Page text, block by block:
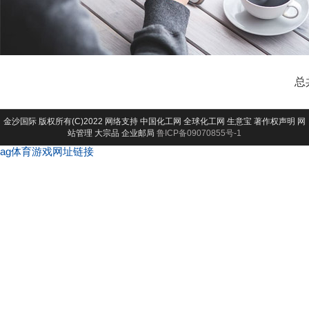
总
金沙国际 版权所有(C)2022 网络支持 中国化工网 全球化工网 生意宝 著作权声明 网
站管理 大宗品 企业邮局 鲁ICP备09070855号-1
ag体育游戏网址链接